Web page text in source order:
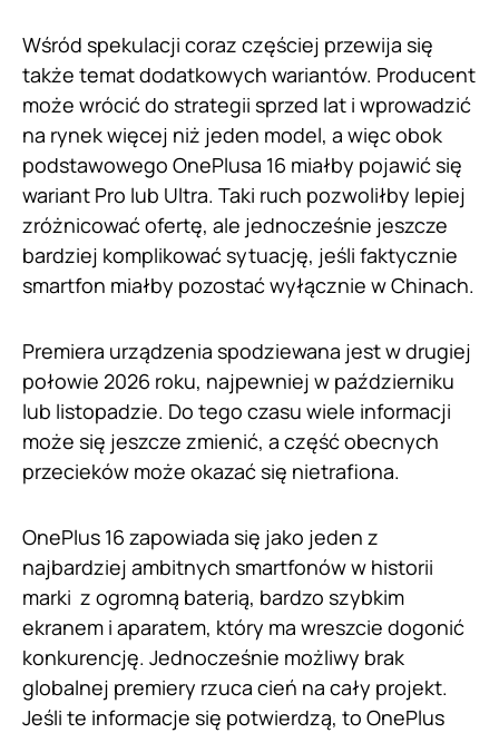
Wśród spekulacji coraz częściej przewija się
także temat dodatkowych wariantów. Producent
może wrócić do strategii sprzed lat i wprowadzić
na rynek więcej niż jeden model, a więc obok
podstawowego OnePlusa 16 miałby pojawić się
wariant Pro lub Ultra. Taki ruch pozwoliłby lepiej
zróżnicować ofertę, ale jednocześnie jeszcze
bardziej komplikować sytuację, jeśli faktycznie
smartfon miałby pozostać wyłącznie w Chinach.
Premiera urządzenia spodziewana jest w drugiej
połowie 2026 roku, najpewniej w październiku
lub listopadzie. Do tego czasu wiele informacji
może się jeszcze zmienić, a część obecnych
przecieków może okazać się nietrafiona.
OnePlus 16 zapowiada się jako jeden z
najbardziej ambitnych smartfonów w historii
marki z ogromną baterią, bardzo szybkim
ekranem i aparatem, który ma wreszcie dogonić
konkurencję. Jednocześnie możliwy brak
globalnej premiery rzuca cień na cały projekt.
Jeśli te informacje się potwierdzą, to OnePlus